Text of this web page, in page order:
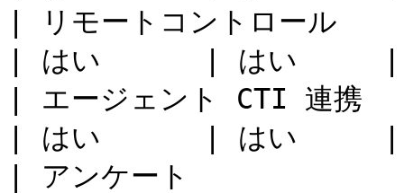
| リモートコントロール
| はい      | はい
| エージェント CTI 連携
| はい      | はい
| アンケート